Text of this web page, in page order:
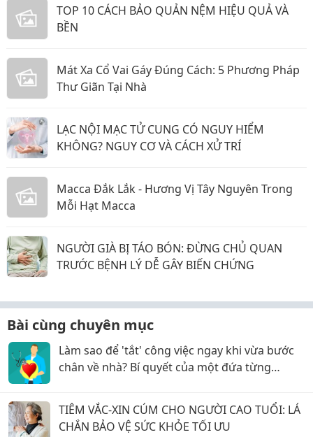
TOP 10 CÁCH BẢO QUẢN NỆM HIỆU QUẢ VÀ
BỀN
Mát Xa Cổ Vai Gáy Đúng Cách: 5 Phương Pháp
Thư Giãn Tại Nhà
LẠC NỘI MẠC TỬ CUNG CÓ NGUY HIỂM
KHÔNG? NGUY CƠ VÀ CÁCH XỬ TRÍ
Macca Đắk Lắk - Hương Vị Tây Nguyên Trong
Mỗi Hạt Macca
NGƯỜI GIÀ BỊ TÁO BÓN: ĐỪNG CHỦ QUAN
TRƯỚC BỆNH LÝ DỄ GÂY BIẾN CHỨNG
Bài cùng chuyên mục
Làm sao để 'tắt' công việc ngay khi vừa bước
chân về nhà? Bí quyết của một đứa từng
TIÊM VẮC-XIN CÚM CHO NGƯỜI CAO TUỔI: LÁ
CHẮN BẢO VỆ SỨC KHỎE TỐI ƯU